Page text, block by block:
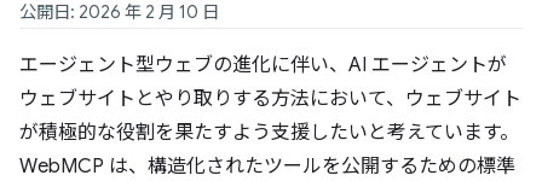
公開日: 2026 年 2 月 10 日
エージェント型ウェブの進化に伴い、AI エージェントが
ウェブサイトとやり取りする方法において、ウェブサイト
が積極的な役割を果たすよう支援したいと考えています。
WebMCP は、構造化されたツールを公開するための標準